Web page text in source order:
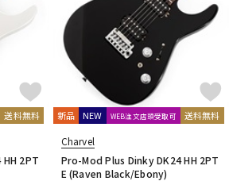
電子ピアノ
その他楽器
送料無料
2PT
新品 NEW WEB注文店頭受取可 送料無料
Charvel
Pro-Mod Plus Dinky DK24 HH 2PT
E (Raven Black/Ebony)